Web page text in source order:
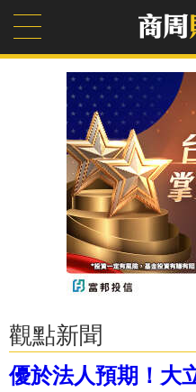
觀點新聞
優於法人預期！大